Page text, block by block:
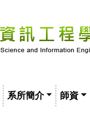
系所簡介 師資